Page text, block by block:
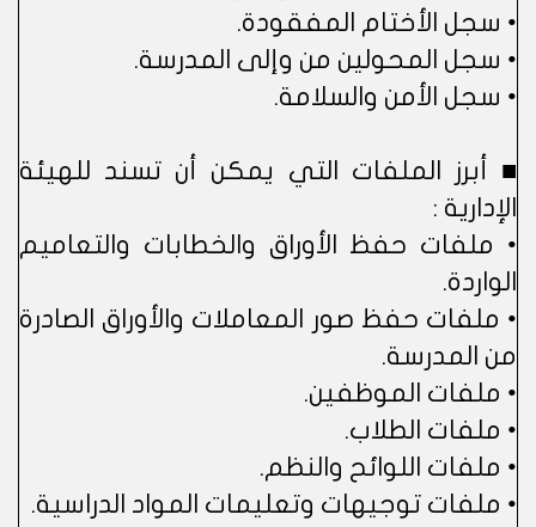
• سجل الأختام المفقودة.
• سجل المحولين من وإلى المدرسة.
• سجل الأمن والسلامة.
■ أبرز الملفات التي يمكن أن تسند للهيئة
الإدارية :
• ملفات حفظ الأوراق والخطابات والتعاميم
الواردة.
• ملفات حفظ صور المعاملات والأوراق الصادرة
من المدرسة.
• ملفات الموظفين.
• ملفات الطلاب.
• ملفات اللوائح والنظم.
• ملفات توجيهات وتعليمات المواد الدراسية.